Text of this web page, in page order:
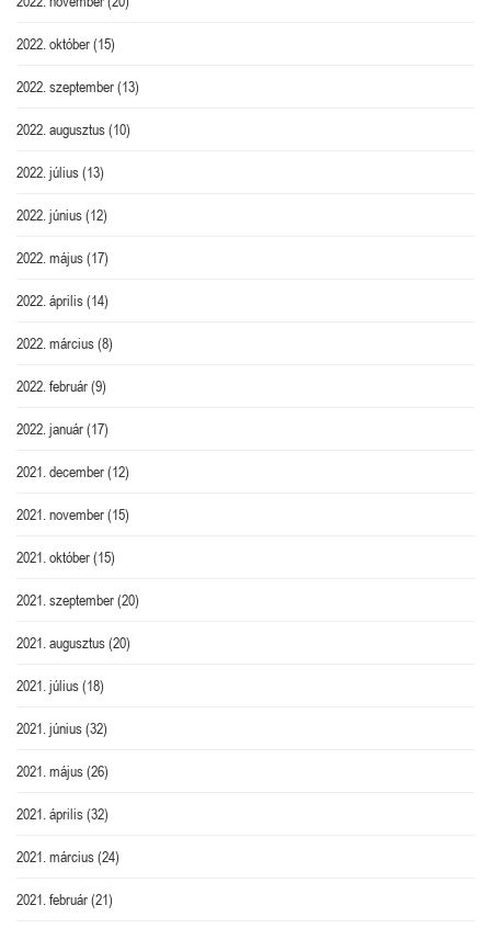
2022. október(15)
2022. szeptember(13)
2022. augusztus(10)
2022. július(13)
2022. június(12)
2022. május(17)
2022. április(14)
2022. március(8)
2022. február(9)
2022. január(17)
2021. december(12)
2021. november(15)
2021. október(15)
2021. szeptember(20)
2021. augusztus(20)
2021. július(18)
2021. június(32)
2021. május(26)
2021. április(32)
2021. március(24)
2021. február(21)